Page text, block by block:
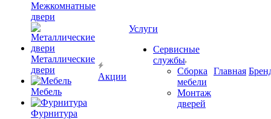
Межкомнатные
двери
Металлические
двери
Мебель
Фурнитура
Акции
Услуги
Сервисные
службы
Сборка
мебели
Монтаж
дверей
Главная